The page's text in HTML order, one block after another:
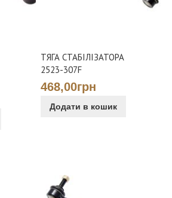
ТЯГА СТАБІЛІЗАТОРА
2523-307F
468,00грн
Додати в кошик